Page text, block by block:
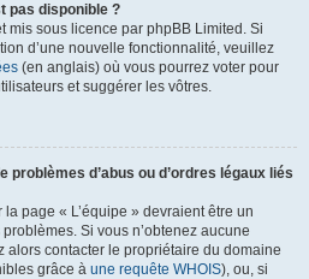
pas disponible ?
mis sous licence par phpBB Limited. Si
d’une nouvelle fonctionnalité, veuillez
(en anglais) où vous pourrez voter pour
et suggérer les vôtres.
problèmes d’abus ou d’ordres légaux liés
page « L’équipe » devraient être un
Si vous n’obtenez aucune
alors contacter le propriétaire du domaine
grâce à une requête WHOIS), ou, si